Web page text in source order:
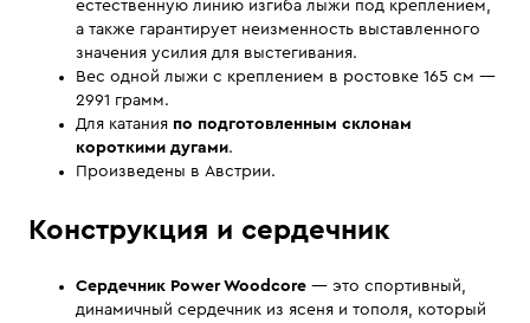
естественную линию изгиба лыжи под креплением,
а также гарантирует неизменность выставленного
значения усилия для выстегивания.
Вес одной лыжи с креплением в ростовке 165 см —
2991 грамм.
Для катания по подготовленным склонам
короткими дугами.
Произведены в Австрии.
Конструкция и сердечник
Сердечник Power Woodcore — это спортивный,
динамичный сердечник из ясеня и тополя, который